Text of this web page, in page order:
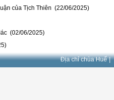
của Tịch Thiên (22/06/2025)
(02/06/2025)
Địa chỉ chùa Huế |